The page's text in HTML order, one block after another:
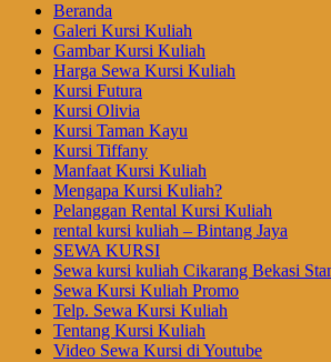
Beranda
Galeri Kursi Kuliah
Gambar Kursi Kuliah
Harga Sewa Kursi Kuliah
Kursi Futura
Kursi Olivia
Kursi Taman Kayu
Kursi Tiffany
Manfaat Kursi Kuliah
Mengapa Kursi Kuliah?
Pelanggan Rental Kursi Kuliah
rental kursi kuliah – Bintang Jaya
SEWA KURSI
Sewa kursi kuliah Cikarang Bekasi
Sewa Kursi Kuliah Promo
Telp. Sewa Kursi Kuliah
Tentang Kursi Kuliah
Video Sewa Kursi di Youtube